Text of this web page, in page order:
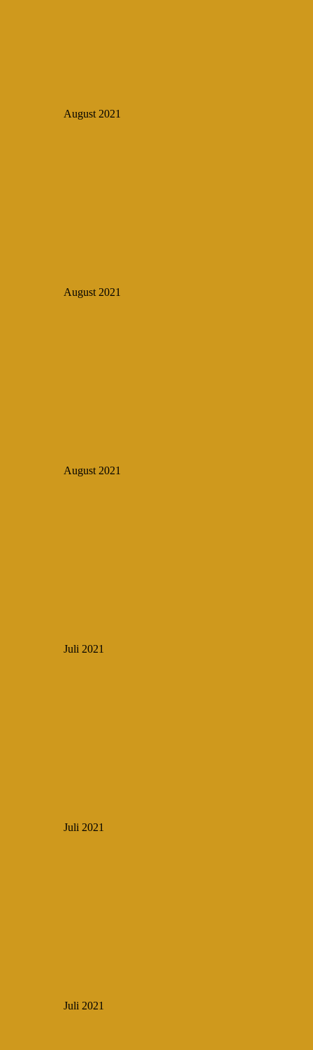
August 2021
August 2021
August 2021
Juli 2021
Juli 2021
Juli 2021